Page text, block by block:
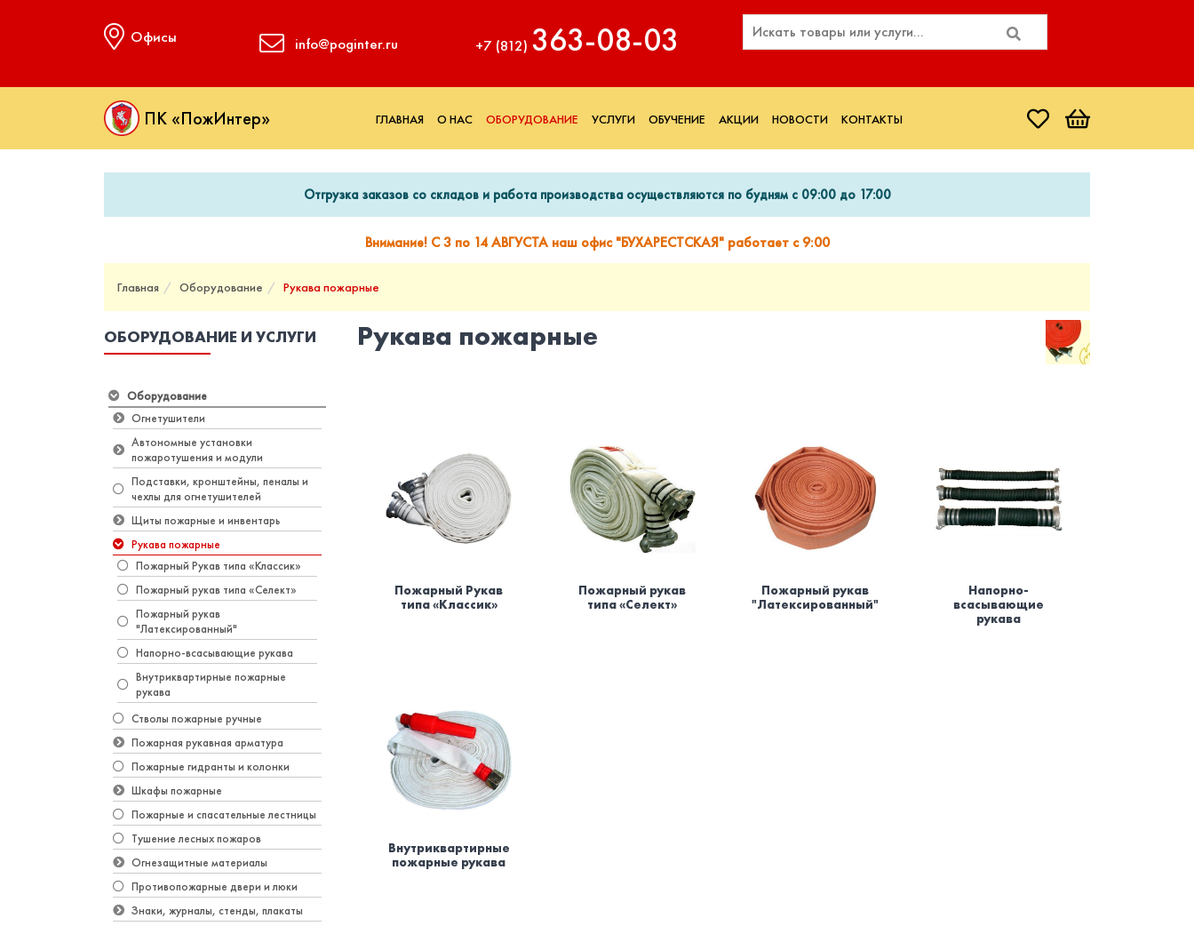
Офисы info@poginter.ru +7 (812) 363‑08‑03
ПК «ПожИнтер» ГЛАВНАЯ О НАС ОБОРУДОВАНИЕ УСЛУГИ ОБУЧЕНИЕ АКЦИИ НОВОСТИ КОНТАКТЫ
Отгрузка заказов со складов и работа производства осуществляются по будням с 09:00 до 17:00
Внимание! С 3 по 14 АВГУСТА наш офис "БУХАРЕСТСКАЯ" работает с 9:00
Главная Оборудование Рукава пожарные
ОБОРУДОВАНИЕ И УСЛУГИ
Оборудование
Огнетушители
Автономные установки
пожаротушения и модули
Подставки, кронштейны, пеналы и
чехлы для огнетушителей
Щиты пожарные и инвентарь
Рукава пожарные
Пожарный Рукав типа «Классик»
Пожарный рукав типа «Селект»
Пожарный рукав
"Латексированный"
Напорно-всасывающие рукава
Внутриквартирные пожарные
рукава
Стволы пожарные ручные
Пожарная рукавная арматура
Пожарные гидранты и колонки
Шкафы пожарные
Пожарные и спасательные лестницы
Тушение лесных пожаров
Огнезащитные материалы
Противопожарные двери и люки
Знаки, журналы, стенды, плакаты
Рукава пожарные
Пожарный Рукав
типа «Классик»
Пожарный рукав
типа «Селект»
Пожарный рукав
"Латексированный"
Напорно-
всасывающие
рукава
Внутриквартирные
пожарные рукава